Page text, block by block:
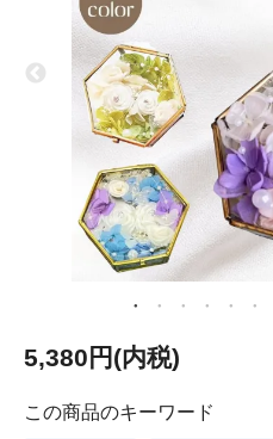
5,380円(内税)
この商品のキーワード